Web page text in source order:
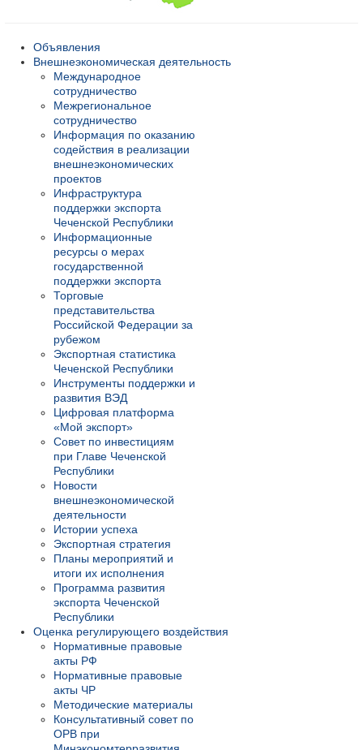
Объявления
Внешнеэкономическая деятельность
Международное
сотрудничество
Межрегиональное
сотрудничество
Информация по оказанию
содействия в реализации
внешнеэкономических
проектов
Инфраструктура
поддержки экспорта
Чеченской Республики
Информационные
ресурсы о мерах
государственной
поддержки экспорта
Торговые
представительства
Российской Федерации за
рубежом
Экспортная статистика
Чеченской Республики
Инструменты поддержки и
развития ВЭД
Цифровая платформа
«Мой экспорт»
Совет по инвестициям
при Главе Чеченской
Республики
Новости
внешнеэкономической
деятельности
Истории успеха
Экспортная стратегия
Планы мероприятий и
итоги их исполнения
Программа развития
экспорта Чеченской
Республики
Оценка регулирующего воздействия
Нормативные правовые
акты РФ
Нормативные правовые
акты ЧР
Методические материалы
Консультативный совет по
ОРВ при